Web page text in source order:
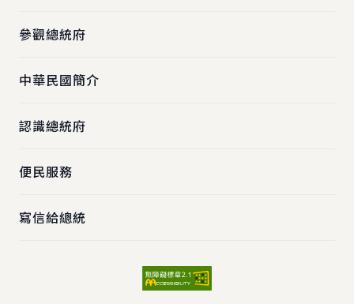
參觀總統府
中華民國簡介
認識總統府
便民服務
寫信給總統